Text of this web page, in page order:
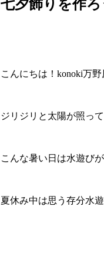
七夕飾りを作
こんにちは！konoki万
ジリジリと太陽が照っ
こんな暑い日は水遊び
夏休み中は思う存分水